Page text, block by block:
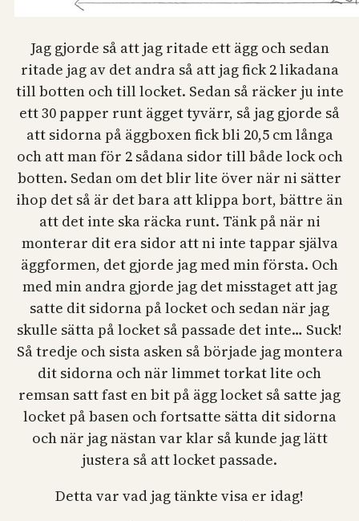
Jag gjorde så att jag ritade ett ägg och sedan
ritade jag av det andra så att jag fick 2 likadana
till botten och till locket. Sedan så räcker ju inte
ett 30 papper runt ägget tyvärr, så jag gjorde så
att sidorna på äggboxen fick bli 20,5 cm långa
och att man för 2 sådana sidor till både lock och
botten. Sedan om det blir lite över när ni sätter
ihop det så är det bara att klippa bort, bättre än
att det inte ska räcka runt. Tänk på när ni
monterar dit era sidor att ni inte tappar själva
äggformen, det gjorde jag med min första. Och
med min andra gjorde jag det misstaget att jag
satte dit sidorna på locket och sedan när jag
skulle sätta på locket så passade det inte… Suck!
Så tredje och sista asken så började jag montera
dit sidorna och när limmet torkat lite och
remsan satt fast en bit på ägg locket så satte jag
locket på basen och fortsatte sätta dit sidorna
och när jag nästan var klar så kunde jag lätt
justera så att locket passade.
Detta var vad jag tänkte visa er idag!